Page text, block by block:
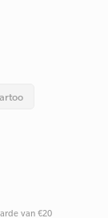
van €20